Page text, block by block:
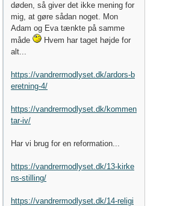
døden, så giver det ikke mening for
mig, at gøre sådan noget. Mon
Adam og Eva tænkte på samme
måde
Hvem har taget højde for
alt...
https://vandrermodlyset.dk/ardors-b
eretning-4/
https://vandrermodlyset.dk/kommen
tar-iv/
Har vi brug for en reformation...
https://vandrermodlyset.dk/13-kirke
ns-stilling/
https://vandrermodlyset.dk/14-religi